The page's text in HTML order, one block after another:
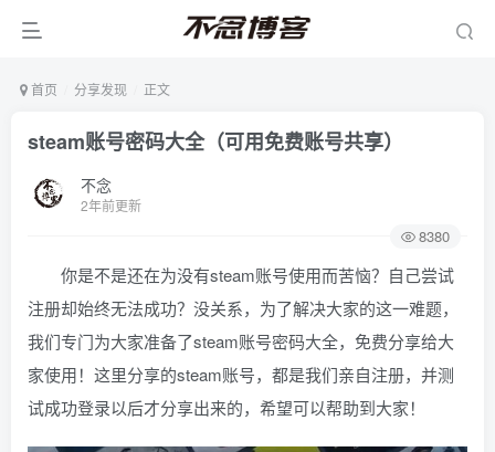
首页 分享发现 正文
steam账号密码大全（可用免费账号共享）
不念
2年前更新
8380
你是不是还在为没有steam账号使用而苦恼？自己尝试
注册却始终无法成功？没关系，为了解决大家的这一难题，
我们专门为大家准备了steam账号密码大全，免费分享给大
家使用！这里分享的steam账号，都是我们亲自注册，并测
试成功登录以后才分享出来的，希望可以帮助到大家！